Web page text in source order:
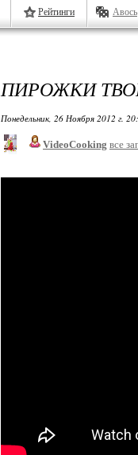
Рейтинги Авось
ПИРОЖКИ
Понедельник, 26 Ноября 2012 г.
VideoCooking все